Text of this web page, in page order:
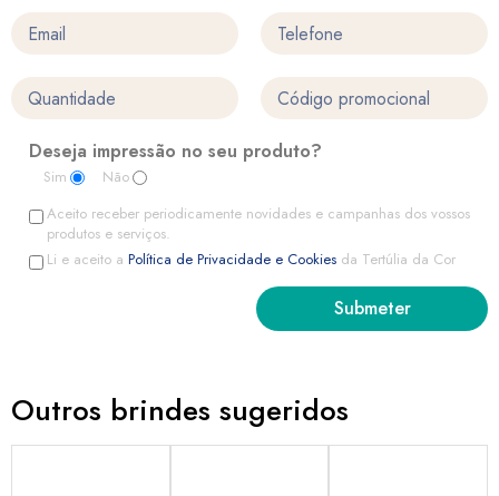
Deseja impressão no seu produto?
Sim
Não
Aceito receber periodicamente novidades e campanhas dos vossos
produtos e serviços.
Li e aceito a Política de Privacidade e Cookies da Tertúlia da Cor
Outros brindes sugeridos